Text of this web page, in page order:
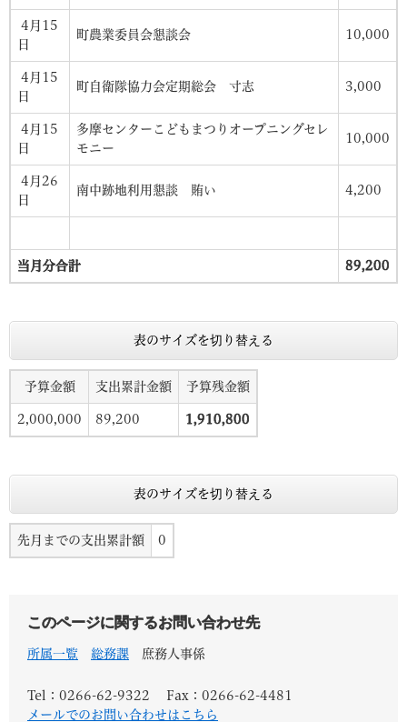
4月15
日
町農業委員会懇談会 10,000
4月15
日
町自衛隊協力会定期総会 寸志 3,000
4月15
日
多摩センターこどもまつりオープニングセレ
モニー
10,000
4月26
日
南中跡地利用懇談 賄い 4,200
当月分合計 89,200
表のサイズを切り替える
予算金額 支出累計金額 予算残金額
2,000,000 89,200 1,910,800
表のサイズを切り替える
先月までの支出累計額 0
このページに関するお問い合わせ先
所属一覧 総務課 庶務人事係
Tel：0266-62-9322
Fax：0266-62-4481
メールでのお問い合わせはこちら